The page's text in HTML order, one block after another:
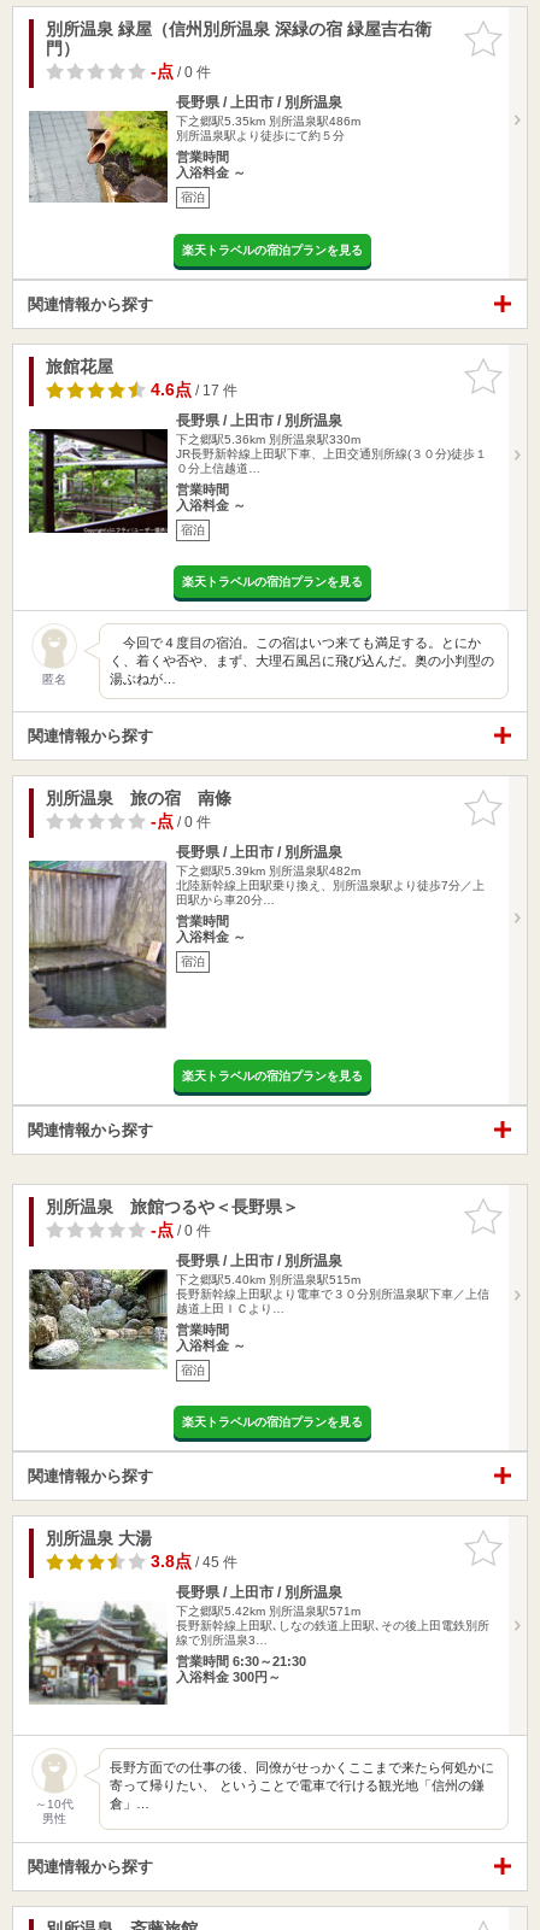
お気に入
りに追加
別所温泉 緑屋（信州別所温泉 深緑の宿 緑屋吉右衛
門）
-点/ 0 件
長野県 / 上田市 / 別所温泉
下之郷駅5.35km 別所温泉駅486m
別所温泉駅より徒歩にて約５分
営業時間
入浴料金 ～
宿泊
楽天トラベルの宿泊プランを見る
関連情報から探す
お気に入
りに追加
旅館花屋
4.6点/ 17 件
長野県 / 上田市 / 別所温泉
下之郷駅5.36km 別所温泉駅330m
JR長野新幹線上田駅下車、上田交通別所線(３０分)徒歩１
０分上信越道…
営業時間
入浴料金 ～
宿泊
楽天トラベルの宿泊プランを見る
匿名
今回で４度目の宿泊。この宿はいつ来ても満足する。とにか
く、着くや否や、まず、大理石風呂に飛び込んだ。奥の小判型の
湯ぶねが…
関連情報から探す
お気に入
りに追加
別所温泉 旅の宿 南條
-点/ 0 件
長野県 / 上田市 / 別所温泉
下之郷駅5.39km 別所温泉駅482m
北陸新幹線上田駅乗り換え、別所温泉駅より徒歩7分／上
田駅から車20分…
営業時間
入浴料金 ～
宿泊
楽天トラベルの宿泊プランを見る
関連情報から探す
お気に入
りに追加
別所温泉 旅館つるや＜長野県＞
-点/ 0 件
長野県 / 上田市 / 別所温泉
下之郷駅5.40km 別所温泉駅515m
長野新幹線上田駅より電車で３０分別所温泉駅下車／上信
越道上田ＩＣより…
営業時間
入浴料金 ～
宿泊
楽天トラベルの宿泊プランを見る
関連情報から探す
お気に入
りに追加
別所温泉 大湯
3.8点/ 45 件
長野県 / 上田市 / 別所温泉
下之郷駅5.42km 別所温泉駅571m
長野新幹線上田駅､しなの鉄道上田駅､その後上田電鉄別所
線で別所温泉3…
営業時間 6:30～21:30
入浴料金 300円～
～10代
男性
長野方面での仕事の後、同僚がせっかくここまで来たら何処かに
寄って帰りたい、 ということで電車で行ける観光地「信州の鎌
倉」…
関連情報から探す